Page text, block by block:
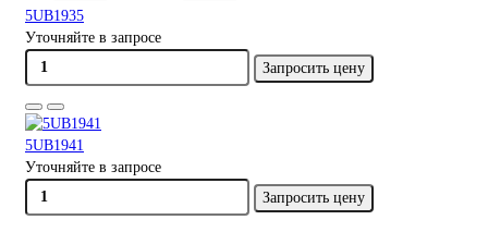
5UB1935
Уточняйте в запросе
Запросить цену
5UB1941
Уточняйте в запросе
Запросить цену